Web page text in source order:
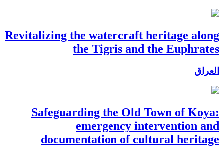
Revitalizing the watercraft heritage along
the Tigris and the Euphrates
العراق
Safeguarding the Old Town of Koya:
emergency intervention and
documentation of cultural heritage